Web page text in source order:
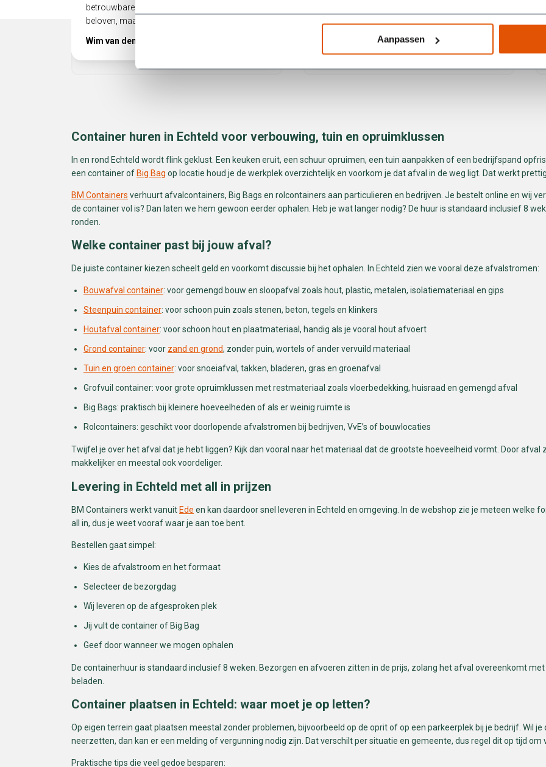
Aanpassen
betrouwbare partij die niet alleen doet wat ze
beloven, maar ook nog eens meedenkt.
Wim van den Berg
Container huren in Echteld voor verbouwing, tuin en opruimklussen
In en rond Echteld wordt flink geklust. Een keuken eruit, een schuur opruimen, een tuin aanpakken of een bedrijfspand
een container ofBig Bag op locatie houd je de werkplek overzichtelijk en voorkom je dat afval in de weg ligt. Dat werkt
BM Containers verhuurt afvalcontainers, Big Bags en rolcontainers aan particulieren en bedrijven. Je bestelt online en wij
de container vol is? Dan laten we hem gewoon eerder ophalen. Heb je wat langer nodig? De huur is standaard inclusief 8
ronden.
Welke container past bij jouw afval?
De juiste container kiezen scheelt geld en voorkomt discussie bij het ophalen. In Echteld zien we vooral deze afvalstromen:
Bouwafval container: voor gemengd bouw en sloopafval zoals hout, plastic, metalen, isolatiemateriaal en gips
Steenpuin container: voor schoon puin zoals stenen, beton, tegels en klinkers
Houtafval container: voor schoon hout en plaatmateriaal, handig als je vooral hout afvoert
Grond container: voor zand en grond, zonder puin, wortels of ander vervuild materiaal
Tuin en groen container: voor snoeiafval, takken, bladeren, gras en groenafval
Grofvuil container: voor grote opruimklussen met restmateriaal zoals vloerbedekking, huisraad en gemengd afval
Big Bags: praktisch bij kleinere hoeveelheden of als er weinig ruimte is
Rolcontainers: geschikt voor doorlopende afvalstromen bij bedrijven, VvE’s of bouwlocaties
Twijfel je over het afval dat je hebt liggen? Kijk dan vooral naar het materiaal dat de grootste hoeveelheid vormt. Door afval
makkelijker en meestal ook voordeliger.
Levering in Echteld met all in prijzen
BM Containers werkt vanuit Ede en kan daardoor snel leveren in Echteld en omgeving. In de webshop zie je meteen welke
all in, dus je weet vooraf waar je aan toe bent.
Bestellen gaat simpel:
Kies de afvalstroom en het formaat
Selecteer de bezorgdag
Wij leveren op de afgesproken plek
Jij vult de container of Big Bag
Geef door wanneer we mogen ophalen
De containerhuur is standaard inclusief 8 weken. Bezorgen en afvoeren zitten in de prijs, zolang het afval overeenkomt
beladen.
Container plaatsen in Echteld: waar moet je op letten?
Op eigen terrein gaat plaatsen meestal zonder problemen, bijvoorbeeld op de oprit of op een parkeerplek bij je bedrijf. Wil
neerzetten, dan kan er een melding of vergunning nodig zijn. Dat verschilt per situatie en gemeente, dus regel dit op tijd om
Praktische tips die veel gedoe besparen: